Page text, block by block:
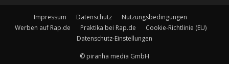
Impressum Datenschutz
Nutzungsbedingungen
Werben auf Rap.de
Praktika bei Rap.de
Cookie-Richtlinie (EU)
Datenschutz-Einstellungen
© piranha media GmbH